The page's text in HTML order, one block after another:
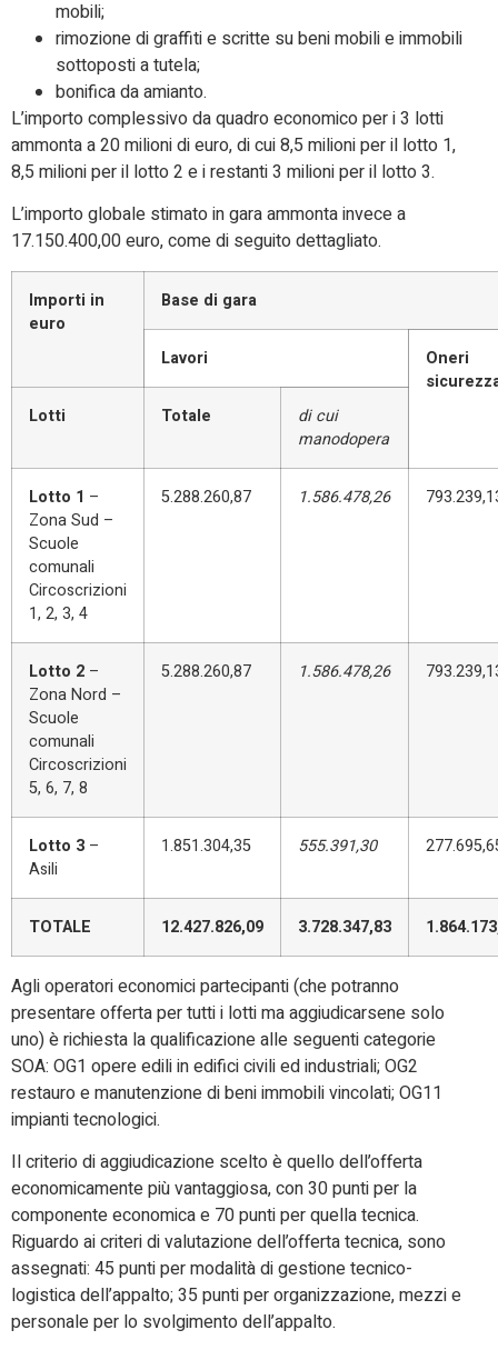
mobili;
rimozione di graffiti e scritte su beni mobili e immobili
sottoposti a tutela;
bonifica da amianto.
L’importo complessivo da quadro economico per i 3 lotti
ammonta a 20 milioni di euro, di cui 8,5 milioni per il lotto 1,
8,5 milioni per il lotto 2 e i restanti 3 milioni per il lotto 3.
L’importo globale stimato in gara ammonta invece a
17.150.400,00 euro, come di seguito dettagliato.
Importi in
euro
Base di gara
Lavori
Oneri
Lotti
Totale
di cui
manodopera
Lotto 1 –
Zona Sud –
Scuole
comunali
Circoscrizioni
1, 2, 3, 4
5.288.260,87 1.586.478,26
Lotto 2 –
Zona Nord –
Scuole
comunali
Circoscrizioni
5, 6, 7, 8
5.288.260,87 1.586.478,26
Lotto 3 –
Asili
1.851.304,35 555.391,30
TOTALE 12.427.826,09 3.728.347,83
Agli operatori economici partecipanti (che potranno
presentare offerta per tutti i lotti ma aggiudicarsene solo
uno) è richiesta la qualificazione alle seguenti categorie
SOA: OG1 opere edili in edifici civili ed industriali; OG2
restauro e manutenzione di beni immobili vincolati; OG11
impianti tecnologici.
Il criterio di aggiudicazione scelto è quello dell’offerta
economicamente più vantaggiosa, con 30 punti per la
componente economica e 70 punti per quella tecnica.
Riguardo ai criteri di valutazione dell’offerta tecnica, sono
assegnati: 45 punti per modalità di gestione tecnico-
logistica dell’appalto; 35 punti per organizzazione, mezzi e
personale per lo svolgimento dell’appalto.